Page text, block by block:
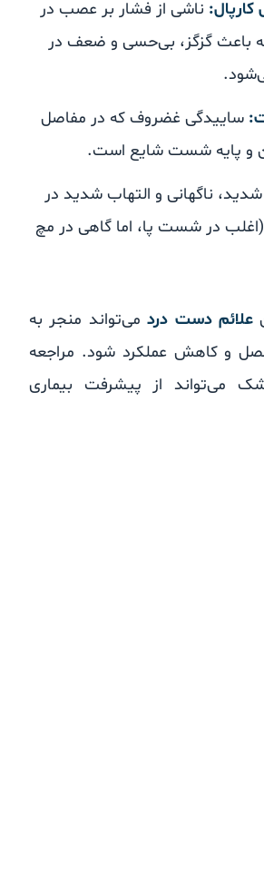
ناشی از فشار بر عصب در
گزگز، بی‌حسی و ضعف در
غضروف که در مفاصل
پایه شست شایع است.
ناگهانی و التهاب شدید در
در شست پا، اما گاهی در مچ
دست دردمی‌تواند منجر به
و کاهش عملکرد شود. مراجعه
می‌تواند از پیشرفت بیماری